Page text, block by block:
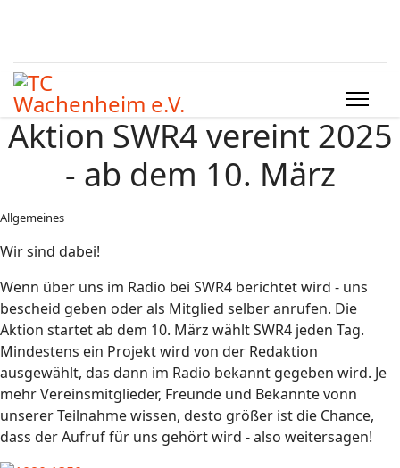
Aktion SWR4 vereint 2025
- ab dem 10. März
Allgemeines
Wir sind dabei!
Wenn über uns im Radio bei SWR4 berichtet wird - uns
bescheid geben oder als Mitglied selber anrufen. Die
Aktion startet ab dem 10. März wählt SWR4 jeden Tag.
Mindestens ein Projekt wird von der Redaktion
ausgewählt, das dann im Radio bekannt gegeben wird. Je
mehr Vereinsmitglieder, Freunde und Bekannte vonn
unserer Teilnahme wissen, desto größer ist die Chance,
dass der Aufruf für uns gehört wird - also weitersagen!